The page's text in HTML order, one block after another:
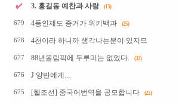
3. 홍길동 예찬과 사랑 (13)
679 4등인제도 증거가 위키백과 (25)
678 4천이라 하니까 생각나는분이 있지므
677 88년올림픽에 두루미는 없었다. (32)
676 J 양반에게...
675 [헬조선] 중국어번역을 공모합니다 (22)